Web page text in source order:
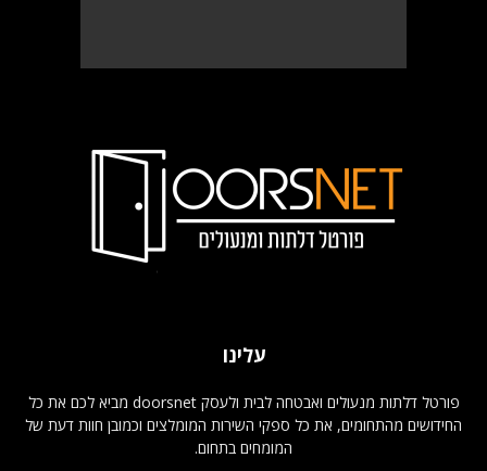
עלינו
פורטל דלתות מנעולים ואבטחה לבית ולעסק doorsnet מביא לכם את כל
החידושים מהתחומים, את כל ספקי השירות המומלצים וכמובן חוות דעת של
המומחים בתחום.